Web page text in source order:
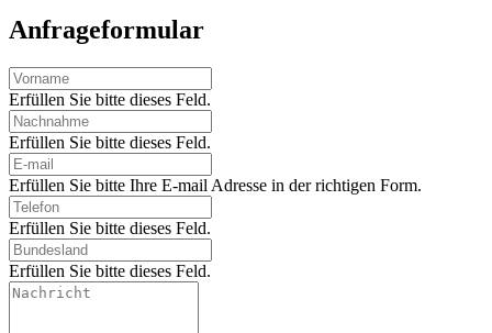
Anfrageformular
Erfüllen Sie bitte dieses Feld.
Erfüllen Sie bitte dieses Feld.
Erfüllen Sie bitte Ihre E-mail Adresse in der richtigen Form.
Erfüllen Sie bitte dieses Feld.
Erfüllen Sie bitte dieses Feld.